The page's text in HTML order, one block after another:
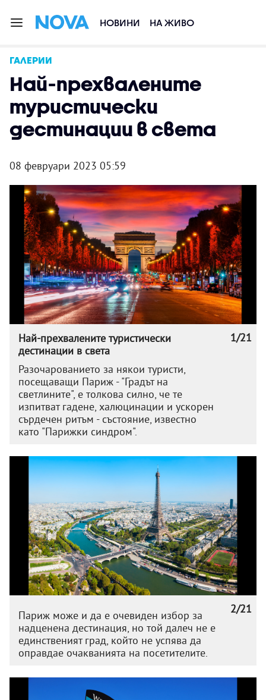
НОВИНИ НА ЖИВО
ГАЛЕРИИ
Най-прехвалените
туристически
дестинации в света
08 февруари 2023 05:59
1/21
Най-прехвалените туристически
дестинации в света
Разочарованието за някои туристи,
посещаващи Париж - "Градът на
светлините", е толкова силно, че те
изпитват гадене, халюцинации и ускорен
сърдечен ритъм - състояние, известно
като "Парижки синдром".
2/21
Париж може и да е очевиден избор за
надценена дестинация, но той далеч не е
единственият град, който не успява да
оправдае очакванията на посетителите.